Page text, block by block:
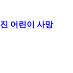
어린이 사망